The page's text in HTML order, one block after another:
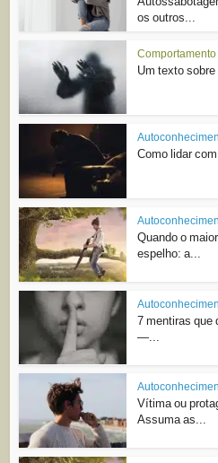
os outros...
Comportamento
Um texto
Como lidar
Quando o
espelho: a...
7 mentiras que
—...
Vítima ou
Assuma as...